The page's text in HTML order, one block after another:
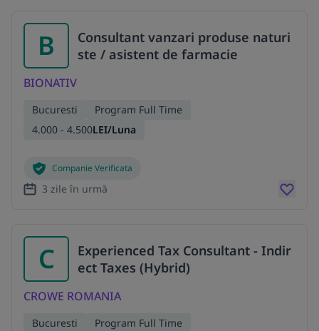
B
Consultant vanzari produse naturi
ste / asistent de farmacie
BIONATIV
Bucuresti
Program Full Time
4.000 - 4.500LEI/Luna
Companie Verificata
3 zile în urmă
C
Experienced Tax Consultant - Indir
ect Taxes (Hybrid)
CROWE ROMANIA
Bucuresti Program Full Time